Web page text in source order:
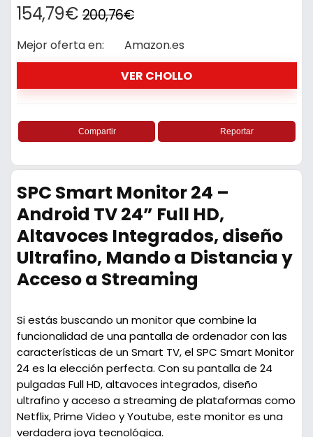
154,79€ 200,76€
Mejor oferta en:
Amazon.es
VER CHOLLO
Compartir Reportar
SPC Smart Monitor 24 –
Android TV 24” Full HD,
Altavoces Integrados, diseño
Ultrafino, Mando a Distancia y
Acceso a Streaming
Si estás buscando un monitor que combine la
funcionalidad de una pantalla de ordenador con las
características de un Smart TV, el SPC Smart Monitor
24 es la elección perfecta. Con su pantalla de 24
pulgadas Full HD, altavoces integrados, diseño
ultrafino y acceso a streaming de plataformas como
Netflix, Prime Video y Youtube, este monitor es una
verdadera joya tecnológica.